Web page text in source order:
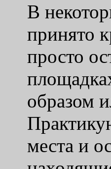
В
принято
просто
образом
места и